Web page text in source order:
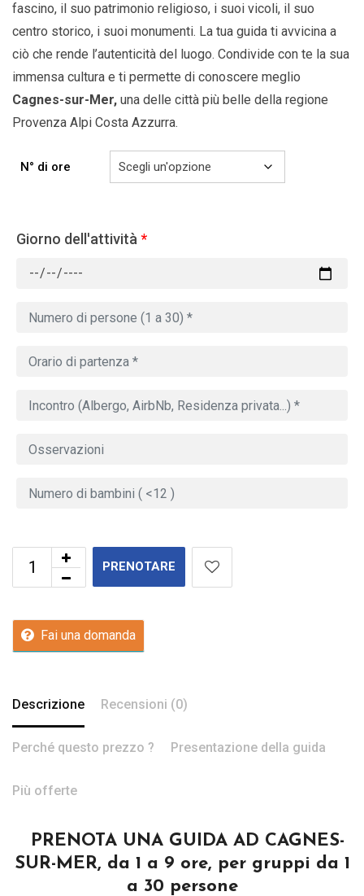
fascino, il suo patrimonio religioso, i suoi vicoli, il suo
centro storico, i suoi monumenti. La tua guida ti avvicina a
ciò che rende l’autenticità del luogo. Condivide con te la sua
immensa cultura e ti permette di conoscere meglio
Cagnes-sur-Mer, una delle città più belle della regione
Provenza Alpi Costa Azzurra.
N° di ore
Giorno dell'attività *
PRENOTARE
Fai una domanda
Descrizione Recensioni (0)
Perché questo prezzo ? Presentazione della guida
Più offerte
PRENOTA UNA GUIDA AD CAGNES-
SUR-MER, da 1 a 9 ore, per gruppi da 1
a 30 persone